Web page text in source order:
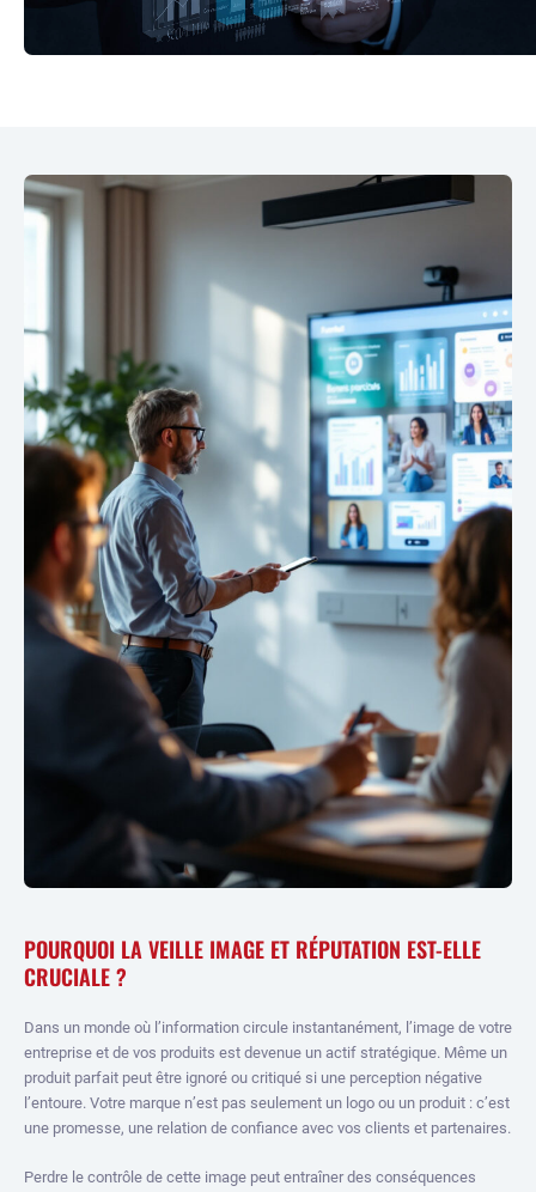
POURQUOI LA VEILLE IMAGE ET RÉPUTATION EST-ELLE
CRUCIALE ?
Dans un monde où l’information circule instantanément, l’image de votre
entreprise et de vos produits est devenue un actif stratégique. Même un
produit parfait peut être ignoré ou critiqué si une perception négative
l’entoure. Votre marque n’est pas seulement un logo ou un produit : c’est
une promesse, une relation de confiance avec vos clients et partenaires.
Perdre le contrôle de cette image peut entraîner des conséquences